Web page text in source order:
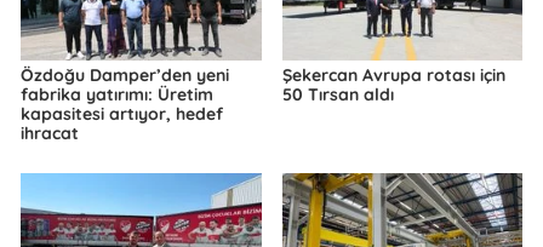
Özdoğu Damper’den yeni
fabrika yatırımı: Üretim
kapasitesi artıyor, hedef
ihracat
Şekercan Avrupa rotası için
50 Tırsan aldı